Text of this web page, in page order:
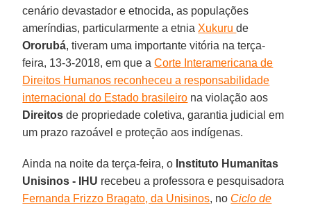
cenário devastador e etnocida, as populações
ameríndias, particularmente a etnia Xukurude
Ororubá, tiveram uma importante vitória na terça-
feira, 13-3-2018, em que aCorte Interamericana de
Direitos Humanos reconheceu a responsabilidade
internacional do Estado brasileiro na violação aos
Direitos de propriedade coletiva, garantia judicial em
um prazo razoável e proteção aos indígenas.
Ainda na noite da terça-feira, o Instituto Humanitas
Unisinos - IHU recebeu a professora e pesquisadora
Fernanda Frizzo Bragato, da Unisinos, no Ciclo de